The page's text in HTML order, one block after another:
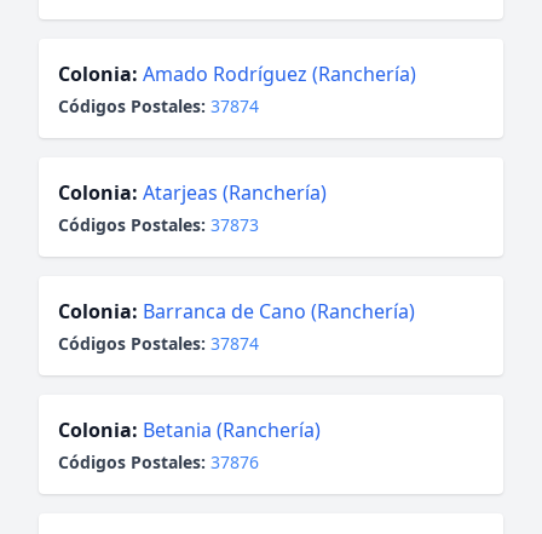
Colonia: Amado Rodríguez (Ranchería)
Códigos Postales: 37874
Colonia: Atarjeas (Ranchería)
Códigos Postales: 37873
Colonia: Barranca de Cano (Ranchería)
Códigos Postales: 37874
Colonia: Betania (Ranchería)
Códigos Postales: 37876